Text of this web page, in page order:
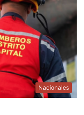
Nacionales